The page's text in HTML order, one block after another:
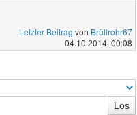
Letzter Beitrag von Brüllrohr67
04.10.2014, 00:08